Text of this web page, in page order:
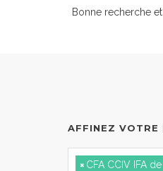
Bonne recherche
AFFINEZ VOTRE
× CFA CCIV IFA